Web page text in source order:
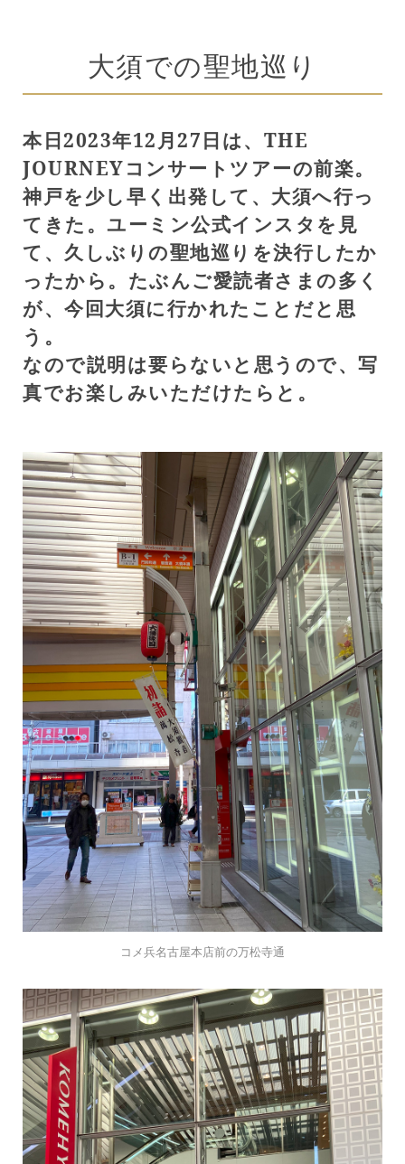
大須での聖地巡り
本日2023年12月27日は、THE
JOURNEYコンサートツアーの前楽。
神戸を少し早く出発して、大須へ行っ
てきた。ユーミン公式インスタを見
て、久しぶりの聖地巡りを決行したか
ったから。たぶんご愛読者さまの多く
が、今回大須に行かれたことだと思
う。
なので説明は要らないと思うので、写
真でお楽しみいただけたらと。
コメ兵名古屋本店前の万松寺通